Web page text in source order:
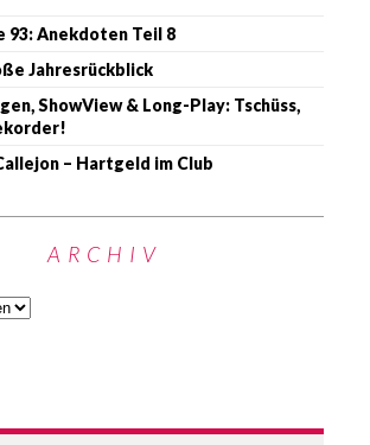
93: Anekdoten Teil 8
Jahresrückblick
ShowView & Long-Play: Tschüss,
– Hartgeld im Club
ARCHIV